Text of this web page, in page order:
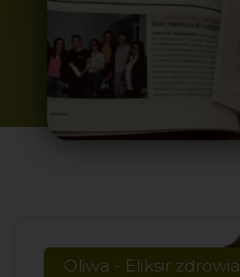
Oliwa - Eliksir zdrowia